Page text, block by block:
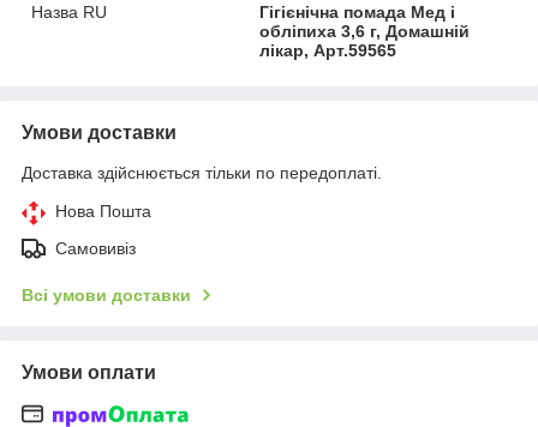
Назва RU
Гігієнічна помада Мед і
обліпиха 3,6 г, Домашній
лікар, Арт.59565
Умови доставки
Доставка здійснюється тільки по передоплаті.
Нова Пошта
Самовивіз
Всі умови доставки
Умови оплати